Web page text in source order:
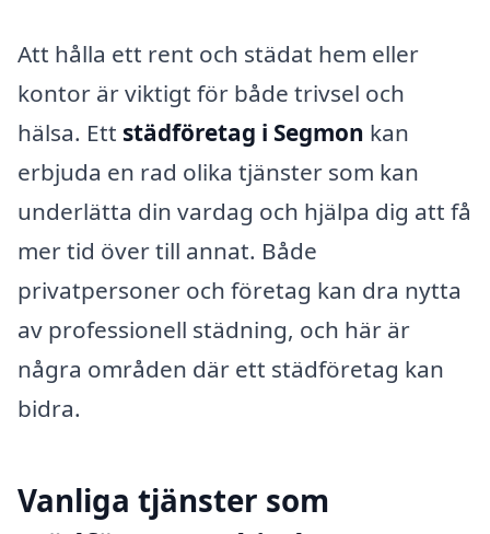
Att hålla ett rent och städat hem eller
kontor är viktigt för både trivsel och
hälsa. Ett städföretag i Segmon kan
erbjuda en rad olika tjänster som kan
underlätta din vardag och hjälpa dig att få
mer tid över till annat. Både
privatpersoner och företag kan dra nytta
av professionell städning, och här är
några områden där ett städföretag kan
bidra.
Vanliga tjänster som